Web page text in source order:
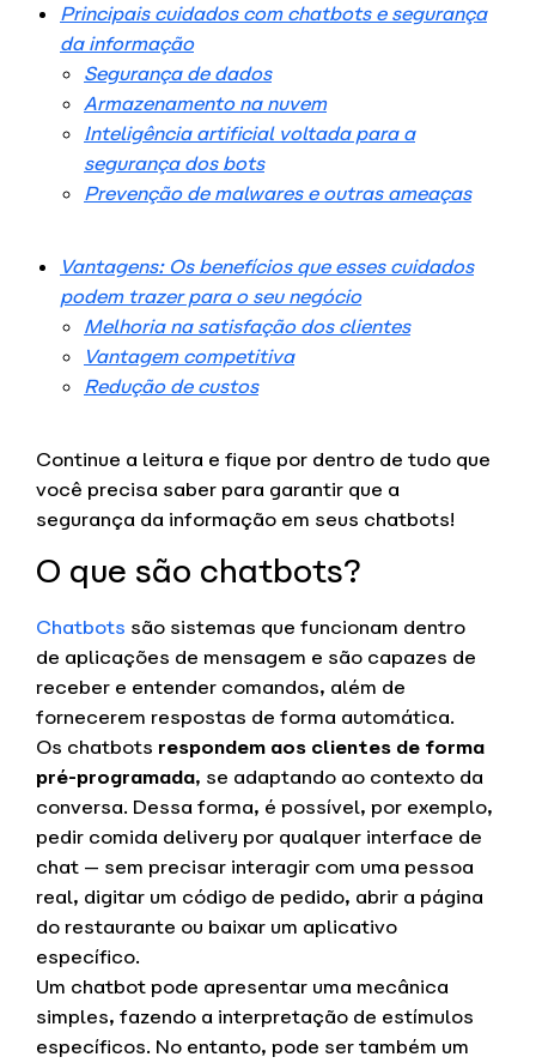
Principais cuidados com chatbots e segurança
da informação
Segurança de dados
Armazenamento na nuvem
Inteligência artificial voltada para a
segurança dos bots
Prevenção de malwares e outras ameaças
Vantagens: Os benefícios que esses cuidados
podem trazer para o seu negócio
Melhoria na satisfação dos clientes
Vantagem competitiva
Redução de custos
Continue a leitura e fique por dentro de tudo que
você precisa saber para garantir que a
segurança da informação em seus chatbots!
O que são chatbots?
Chatbots são sistemas que funcionam dentro
de aplicações de mensagem e são capazes de
receber e entender comandos, além de
fornecerem respostas de forma automática.
Os chatbots respondem aos clientes de forma
pré-programada, se adaptando ao contexto da
conversa. Dessa forma, é possível, por exemplo,
pedir comida delivery por qualquer interface de
chat — sem precisar interagir com uma pessoa
real, digitar um código de pedido, abrir a página
do restaurante ou baixar um aplicativo
específico.
Um chatbot pode apresentar uma mecânica
simples, fazendo a interpretação de estímulos
específicos. No entanto, pode ser também um